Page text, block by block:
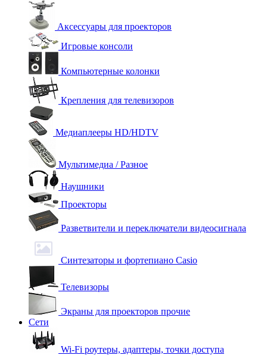
Аксессуары для проекторов
Игровые консоли
Компьютерные колонки
Крепления для телевизоров
Медиаплееры HD/HDTV
Мультимедиа / Разное
Наушники
Проекторы
Разветвители и переключатели видеосигнала
Синтезаторы и фортепиано Casio
Телевизоры
Экраны для проекторов прочие
Сети
Wi-Fi роутеры, адаптеры, точки доступа